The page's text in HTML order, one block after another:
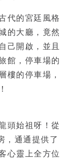
代的宮廷風格
的大廳，竟然
己開啟，並且
館，停車場的
樓的停車場，
頭始祖呀！從
，通通提供了
心靈上全方位